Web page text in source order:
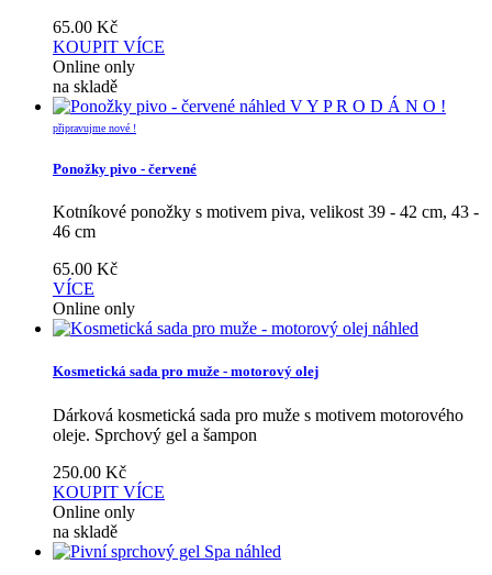
65.00 Kč
KOUPIT VÍCE
Online only
na skladě
náhled V Y P R O D Á N O !
připravujme nové !
Ponožky pivo - červené
Kotníkové ponožky s motivem piva, velikost 39 - 42 cm, 43 -
46 cm
65.00 Kč
VÍCE
Online only
náhled
Kosmetická sada pro muže - motorový olej
Dárková kosmetická sada pro muže s motivem motorového
oleje. Sprchový gel a šampon
250.00 Kč
KOUPIT VÍCE
Online only
na skladě
náhled